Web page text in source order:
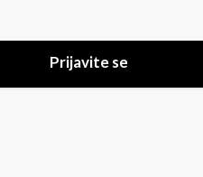
Prijavite se